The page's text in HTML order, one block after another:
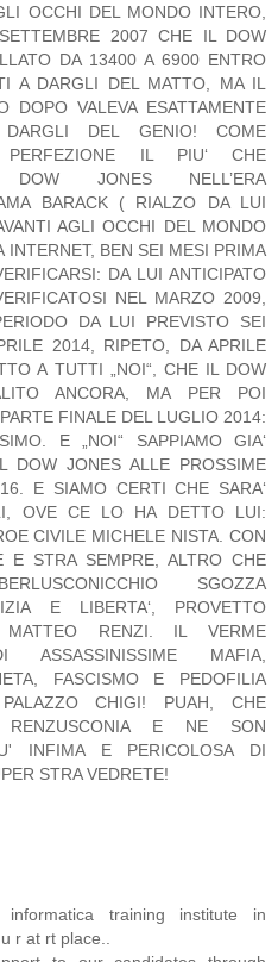
OCCHI DEL MONDO INTERO,
2007 CHE IL DOW
DA 13400 A 6900 ENTRO
A DARGLI DEL MATTO, MA IL
DOPO VALEVA ESATTAMENTE
DEL GENIO! COME
PERFEZIONE IL PIU‘ CHE
DOW JONES NELL’ERA
BARACK ( RIALZO DA LUI
AGLI OCCHI DEL MONDO
INTERNET, BEN SEI MESI PRIMA
DA LUI ANTICIPATO
NEL MARZO 2009,
DA LUI PREVISTO SEI
2014, RIPETO, DA APRILE
A TUTTI „NOI“, CHE IL DOW
ANCORA, MA PER POI
FINALE DEL LUGLIO 2014:
E „NOI“ SAPPIAMO GIA‘
DOW JONES ALLE PROSSIME
E SIAMO CERTI CHE SARA‘
OVE CE LO HA DETTO LUI:
CIVILE MICHELE NISTA. CON
E STRA SEMPRE, ALTRO CHE
SGOZZA
E LIBERTA‘, PROVETTO
MATTEO RENZI. IL VERME
ASSASSINISSIME MAFIA,
FASCISMO E PEDOFILIA
CHIGI! PUAH, CHE
E NE SON
INFIMA E PERICOLOSA DI
STRA VEDRETE!
training institute in
r at rt place..